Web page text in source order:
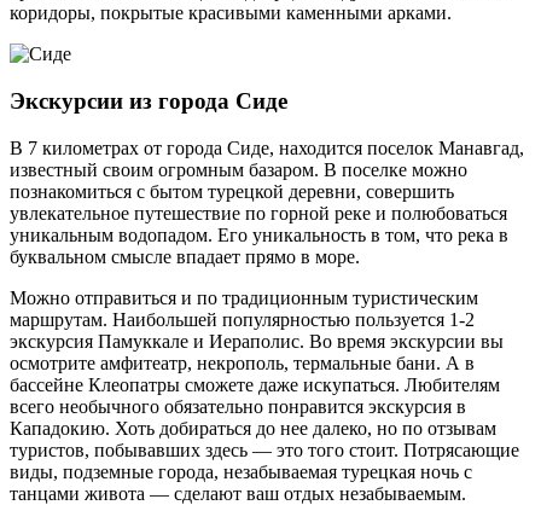
коридоры, покрытые красивыми каменными арками.
Экскурсии из города Сиде
В 7 километрах от города Сиде, находится поселок Манавгад,
известный своим огромным базаром. В поселке можно
познакомиться с бытом турецкой деревни, совершить
увлекательное путешествие по горной реке и полюбоваться
уникальным водопадом. Его уникальность в том, что река в
буквальном смысле впадает прямо в море.
Можно отправиться и по традиционным туристическим
маршрутам. Наибольшей популярностью пользуется 1-2
экскурсия Памуккале и Иераполис. Во время экскурсии вы
осмотрите амфитеатр, некрополь, термальные бани. А в
бассейне Клеопатры сможете даже искупаться. Любителям
всего необычного обязательно понравится экскурсия в
Кападокию. Хоть добираться до нее далеко, но по отзывам
туристов, побывавших здесь — это того стоит. Потрясающие
виды, подземные города, незабываемая турецкая ночь с
танцами живота — сделают ваш отдых незабываемым.